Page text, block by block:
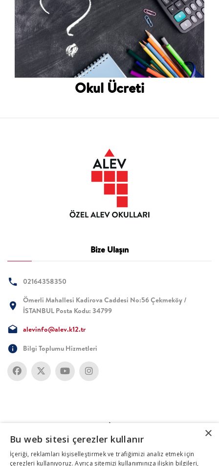
Okul Ücreti
Bize Ulaşın
02164358350
Ömerli Mahallesi Kadirova Caddesi No:56 Çekmeköy /
İSTANBUL Posta Kodu: 34799
alevinfo@alev.k12.tr
Bilgi Toplumu Hizmetleri
×
Bu web sitesi çerezler kullanır
İçeriği, reklamları kişiselleştirmek ve trafiğimizi analiz etmek için
çerezleri kullanıyoruz. Ayrıca sitemizi kullanımınıza ilişkin bilgileri,